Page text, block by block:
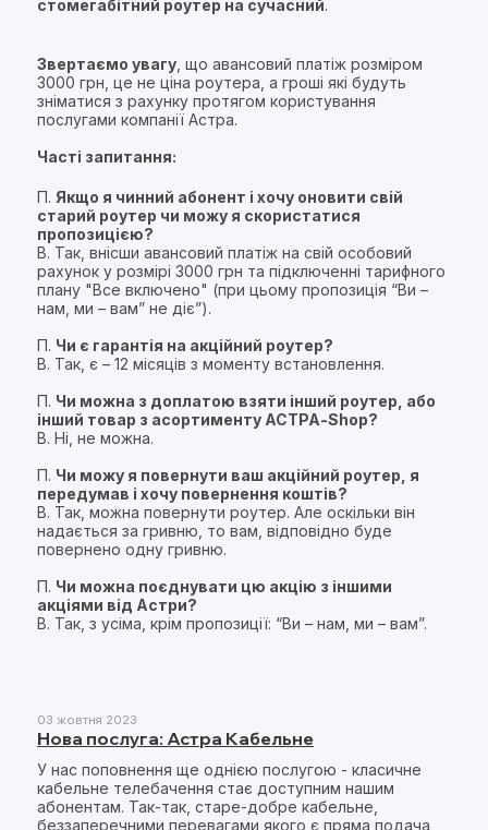
стомегабітний роутер на сучасний.
Звертаємо увагу , що авансовий платіж розміром
3000 грн, це не ціна роутера, а гроші які будуть
зніматися з рахунку протягом користування
послугами компанії Астра.
Часті запитання:
П. Якщо я чинний абонент і хочу оновити свій
старий роутер чи можу я скористатися
пропозицією?
В. Так, внісши авансовий платіж на свій особовий
рахунок у розмірі 3000 грн та підключенні тарифного
плану "Все включено" (при цьому пропозиція “Ви –
нам, ми – вам” не діє”).
П. Чи є гарантія на акційний роутер?
В. Так, є – 12 місяців з моменту встановлення.
П. Чи можна з доплатою взяти інший роутер, або
інший товар з асортименту АСТРА-Shop?
В. Ні, не можна.
П. Чи можу я повернути ваш акційний роутер, я
передумав і хочу повернення коштів?
В. Так, можна повернути роутер. Але оскільки він
надається за гривню, то вам, відповідно буде
повернено одну гривню.
П. Чи можна поєднувати цю акцію з іншими
акціями від Астри?
В. Так, з усіма, крім пропозиції: “Ви – нам, ми – вам”.
03 жовтня 2023
Нова послуга: Астра Кабельне
У нас поповнення ще однією послугою - класичне
кабельне телебачення стає доступним нашим
абонентам. Так-так, старе-добре кабельне,
беззаперечними перевагами якого є пряма подача